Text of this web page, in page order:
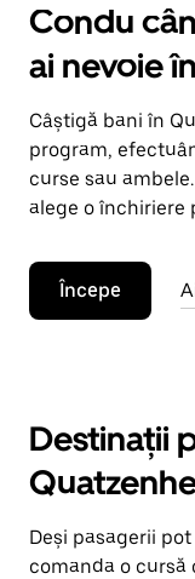
Condu
ai nevoie
Câștigă bani în
program,
curse sau
alege o închiriere
Începe
Destinații
Deși pasagerii
comanda o cursă